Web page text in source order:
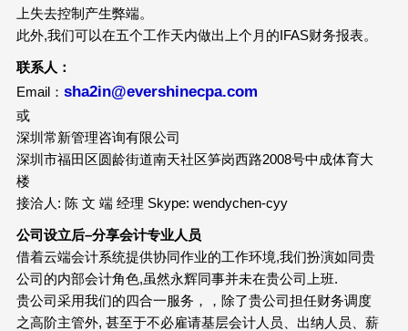
上失去控制产生弊端。
此外,我们可以在五个工作天内做出上个月的IFAS财务报表。
联系人：
Email： sha2in@evershinecpa.com
或
深圳常新管理咨询有限公司
深圳市福田区圆龄街道南天社区笋岗西路2008号中成体育大
楼
接洽人: 陈 文 端 经理 Skype: wendychen-cyy
公司设立后–分享会计专业人员
借着云端会计系统提供协同作业的工作环境,我们扮演如同贵
公司的内部会计角色,虽然永辉同事并未在贵公司上班.
贵公司采用我们的四合一服务，，除了贵公司担任财务调度
之高阶主管外, 甚至于不必雇请基层会计人员、出纳人员、薪